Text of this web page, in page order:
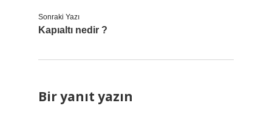
Sonraki Yazı
Kapıaltı nedir ?
Bir yanıt yazın